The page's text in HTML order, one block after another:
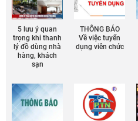
5 lưu ý quan
trọng khi thanh
lý đồ dùng nhà
hàng, khách
sạn
THÔNG BÁO
Về việc tuyển
dụng viên chức